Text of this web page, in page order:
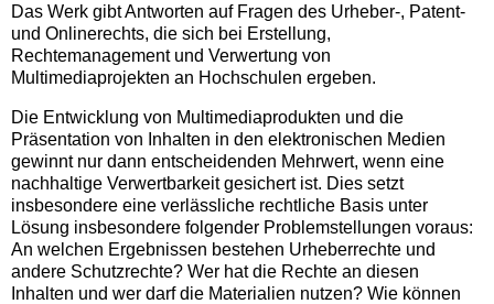
Das Werk gibt Antworten auf Fragen des Urheber-, Patent-
und Onlinerechts, die sich bei Erstellung,
Rechtemanagement und Verwertung von
Multimediaprojekten an Hochschulen ergeben.
Die Entwicklung von Multimediaprodukten und die
Präsentation von Inhalten in den elektronischen Medien
gewinnt nur dann entscheidenden Mehrwert, wenn eine
nachhaltige Verwertbarkeit gesichert ist. Dies setzt
insbesondere eine verlässliche rechtliche Basis unter
Lösung insbesondere folgender Problemstellungen voraus:
An welchen Ergebnissen bestehen Urheberrechte und
andere Schutzrechte? Wer hat die Rechte an diesen
Inhalten und wer darf die Materialien nutzen? Wie können